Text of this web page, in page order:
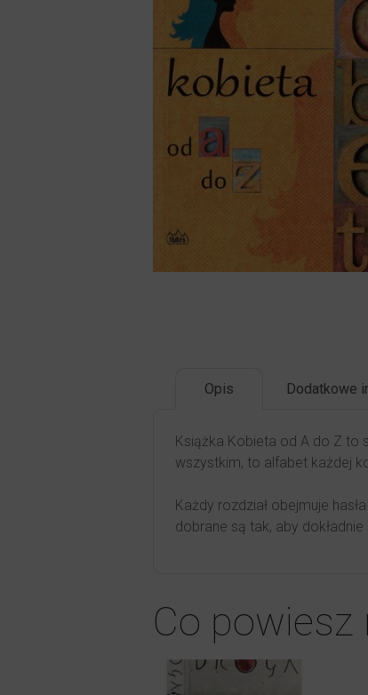
Opis Dodatkowe
Książka Kobieta od A do Z to
wszystkim, to alfabet każdej
Każdy rozdział obejmuje
dobrane są tak, aby
Co powiesz